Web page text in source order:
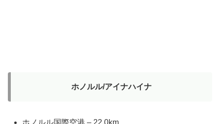
ホノルル/アイナハイナ
ホノルル国際空港 – 22.0km